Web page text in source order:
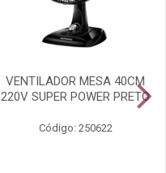
VENTILADOR MESA 40CM
220V SUPER POWER PRETO
Código: 250622